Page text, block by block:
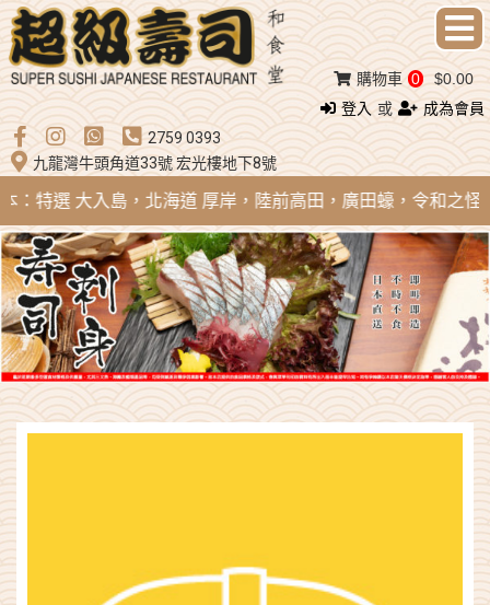
登入 或
成為會員
2759 0393
九龍灣牛頭角道33號 宏光樓地下8號
購物車 0 $0.00
：特選 大入島，北海道 厚岸，陸前高田，廣田蠔，令和之